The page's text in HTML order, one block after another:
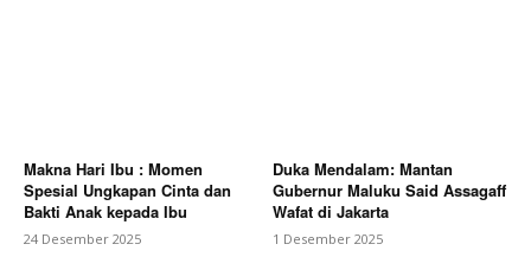
Makna Hari Ibu : Momen
Spesial Ungkapan Cinta dan
Bakti Anak kepada Ibu
24 Desember 2025
Duka Mendalam: Mantan
Gubernur Maluku Said Assagaff
Wafat di Jakarta
1 Desember 2025